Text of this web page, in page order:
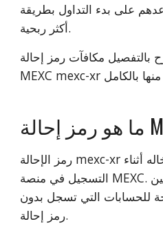
على بدء التداول بطريقة
أكثر ربحية.
بالتفصيل مكافآت رمز إحالة
رمز الإحالة mexc-xr هو كود ترويجي يتم إدخاله أثناء
التسجيل في منصة MEXC. هذا الرمز يمنح المستخدمين
للحسابات التي تسجل بدون
رمز إحالة.